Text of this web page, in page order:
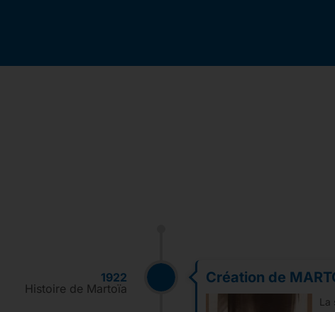
1922
Histoire de Martoïa
Création de
La